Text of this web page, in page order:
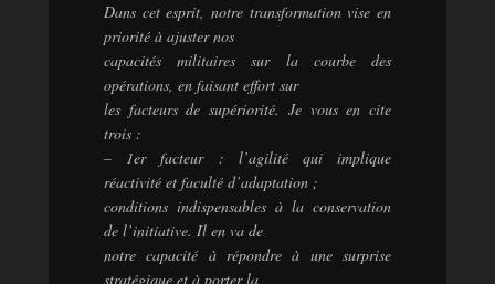
Dans cet esprit, notre transformation vise en
priorité à ajuster nos
capacités militaires sur la courbe des
opérations, en faisant effort sur
les facteurs de supériorité. Je vous en cite
trois :
– 1er facteur : l’agilité qui implique
réactivité et faculté d’adaptation ;
conditions indispensables à la conservation
de l’initiative. Il en va de
notre capacité à répondre à une surprise
stratégique et à porter la